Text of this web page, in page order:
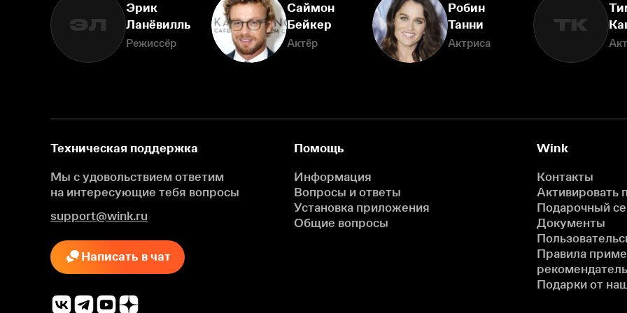
ЭЛ
Эрик
Ланёвилль
Режиссёр
Саймон
Бейкер
Актёр
Робин
Танни
Актриса
ТК
Техническая поддержка
Мы с удовольствием ответим
на интересующие тебя вопросы
support@wink.ru
Написать в чат
Помощь
Информация
Вопросы и ответы
Установка приложения
Общие вопросы
Wink
Контакты
Активировать
Подарочный
Документы
Правила
Подарки от